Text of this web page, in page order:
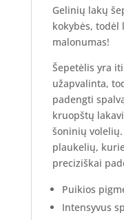
Gelinių lakų
kokybės, todėl
malonumas!
Šepetėlis yra
užapvalinta,
padengti
kruopštų
šoninių
plaukelių,
preciziškai
Puikios
Intensyvus